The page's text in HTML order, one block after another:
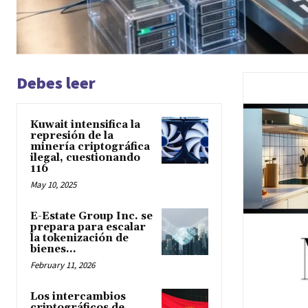
Debes leer
Kuwait intensifica la
represión de la
minería criptográfica
ilegal, cuestionando
116
May 10, 2025
E-Estate Group Inc. se
prepara para escalar
la tokenización de
bienes...
February 11, 2026
Los intercambios